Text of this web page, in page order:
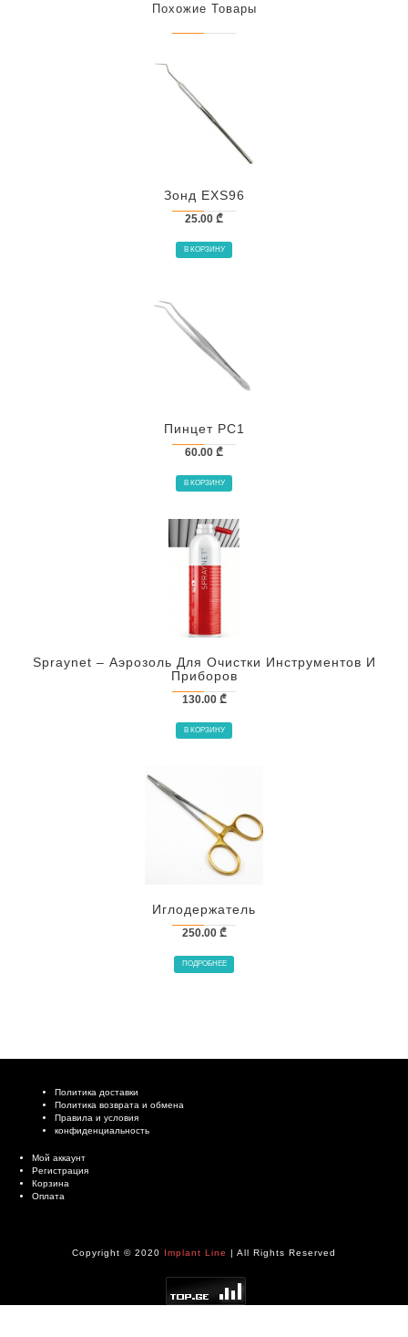
Похожие Товары
Зонд EXS96
25.00 ₾
В КОРЗИНУ
Пинцет PC1
60.00 ₾
В КОРЗИНУ
Spraynet – Аэрозоль Для Очистки Инструментов И
Приборов
130.00 ₾
В КОРЗИНУ
Иглодержатель
250.00 ₾
ПОДРОБНЕЕ
Политика доставки
Политика возврата и обмена
Правила и условия
конфиденциальность
Мой аккаунт
Регистрация
Корзина
Оплата
Copyright © 2020 Implant Line | All Rights Reserved